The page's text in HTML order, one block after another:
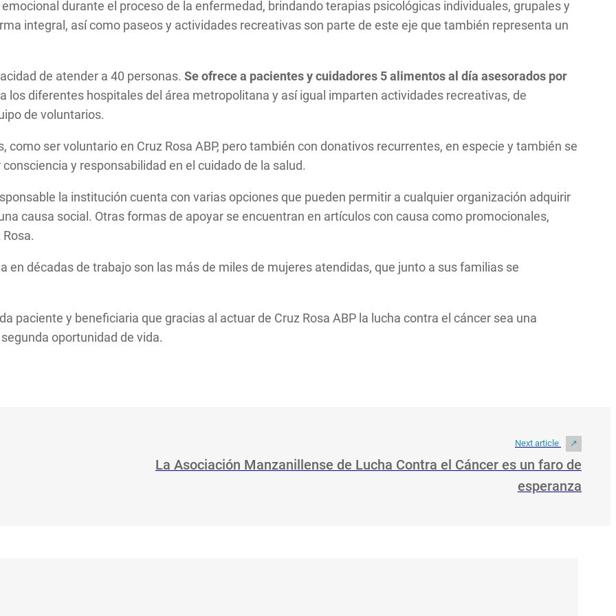
durante el proceso de la enfermedad, brindando terapias psicológicas individuales, grupales y
integral, así como paseos y actividades recreativas son parte de este eje que también representa un
de atender a 40 personas.Se ofrece a pacientes y cuidadores 5 alimentos al día asesorados por
los diferentes hospitales del área metropolitana y así igual imparten actividades recreativas, de
de voluntarios.
ser voluntario en Cruz Rosa ABP, pero también con donativos recurrentes, en especie y también se
y responsabilidad en el cuidado de la salud.
la institución cuenta con varias opciones que pueden permitir a cualquier organización adquirir
causa social. Otras formas de apoyar se encuentran en artículos con causa como promocionales,
en décadas de trabajo son las más de miles de mujeres atendidas, que junto a sus familias se
paciente y beneficiaria que gracias al actuar de Cruz Rosa ABP la lucha contra el cáncer sea una
oportunidad de vida.
Next article
La Asociación Manzanillense de Lucha Contra el Cáncer es un faro de
esperanza